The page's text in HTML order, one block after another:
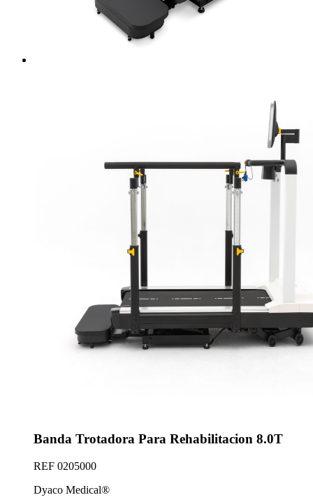
Banda Trotadora Para Rehabilitacion 8.0T
REF 0205000
Dyaco Medical®